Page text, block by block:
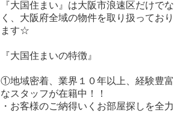
『大国住まい』は大阪市浪速区だけでな
く、大阪府全域の物件を取り扱っており
ます☆
『大国住まいの特徴』
①地域密着、業界１０年以上、経験豊富
なスタッフが在籍中！！
・お客様のご納得いくお部屋探しを全力